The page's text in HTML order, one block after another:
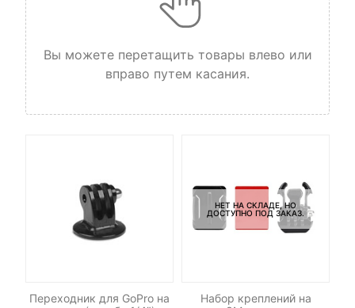
Вы можете перетащить товары влево или
вправо путем касания.
Переходник для GoPro на
НЕТ НА СКЛАДЕ, НО
ДОСТУПНО ПОД ЗАКАЗ.
Набор креплений на